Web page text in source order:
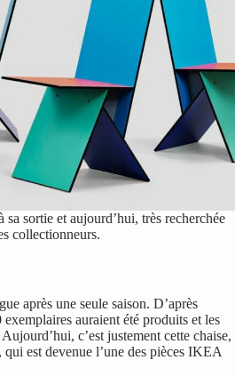
sortie et aujourd’hui, très recherchée
collectionneurs.
après une seule saison. D’après
exemplaires auraient été produits et les
c’est justement cette chaise,
est devenue l’une des pièces IKEA